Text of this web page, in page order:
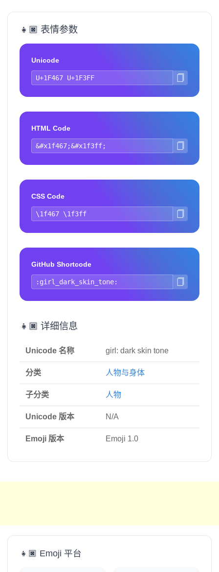
👧🏿 表情参数
Unicode
HTML Code
CSS Code
GitHub Shortcode
👧🏿 详细信息
Unicode 名称 girl: dark skin tone
分类 人物与身体
子分类 人物
Unicode 版本 N/A
Emoji 版本 Emoji 1.0
👧🏿 Emoji 平台